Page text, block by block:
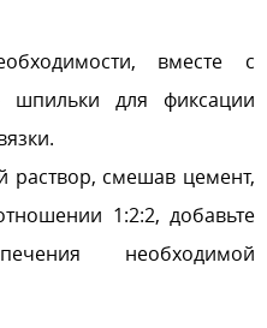
вместе с
шпильки для фиксации
раствор, смешав цемент,
1:2:2, добавьте
необходимой